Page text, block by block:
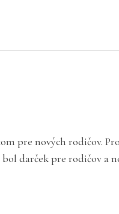
pre nových rodičov.
darček pre rodičov a